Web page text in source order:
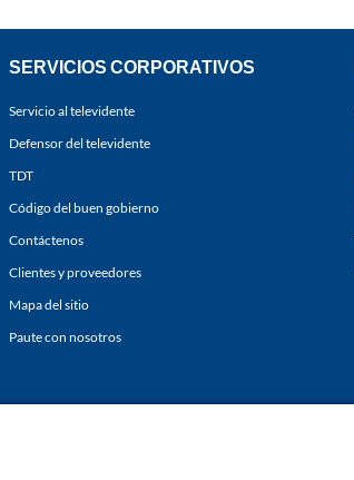
SERVICIOS CORPORATIVOS
Servicio al televidente
Defensor del televidente
TDT
Código del buen gobierno
Contáctenos
Clientes y proveedores
Mapa del sitio
Paute con nosotros